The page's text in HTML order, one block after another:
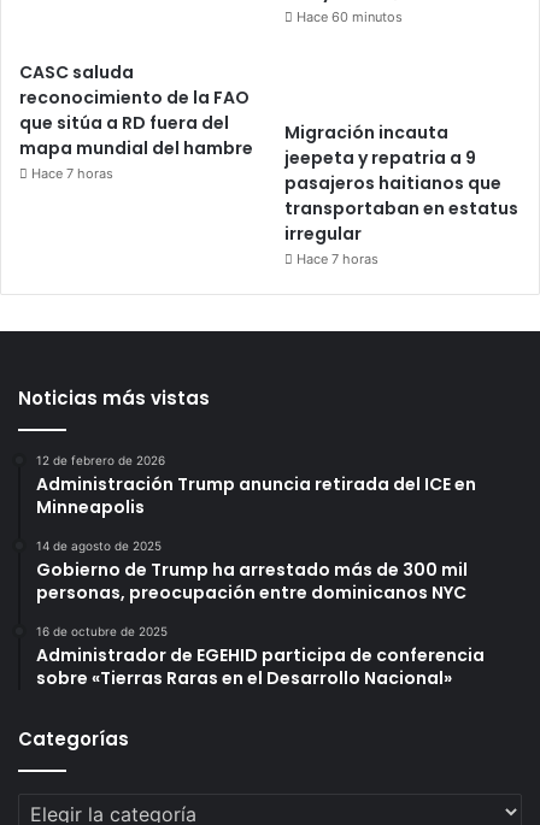
Hace 60 minutos
CASC saluda
reconocimiento de la FAO
que sitúa a RD fuera del
mapa mundial del hambre
Hace 7 horas
Migración incauta
jeepeta y repatria a 9
pasajeros haitianos que
transportaban en estatus
irregular
Hace 7 horas
Noticias más vistas
12 de febrero de 2026
Administración Trump anuncia retirada del ICE en
Minneapolis
14 de agosto de 2025
Gobierno de Trump ha arrestado más de 300 mil
personas, preocupación entre dominicanos NYC
16 de octubre de 2025
Administrador de EGEHID participa de conferencia
sobre «Tierras Raras en el Desarrollo Nacional»
Categorías
Categorías